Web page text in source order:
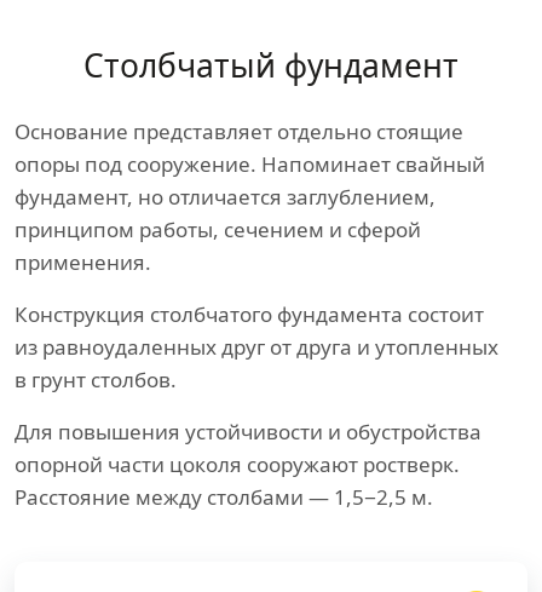
Столбчатый фундамент
Основание представляет отдельно стоящие
опоры под сооружение. Напоминает свайный
фундамент, но отличается заглублением,
принципом работы, сечением и сферой
применения.
Конструкция столбчатого фундамента состоит
из равноудаленных друг от друга и утопленных
в грунт столбов.
Для повышения устойчивости и обустройства
опорной части цоколя сооружают ростверк.
Расстояние между столбами — 1,5−2,5 м.